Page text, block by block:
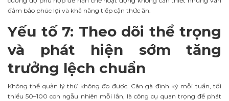
đảm bảo phúc lợi và khả năng tiếp cận thức ăn.
Yếu tố 7: Theo dõi thể trọng
và phát hiện sớm tăng
trưởng lệch chuẩn
Không thể quản lý thứ không đo được. Cân gà định kỳ mỗi tuần, tối
thiểu 50–100 con ngẫu nhiên mỗi lần, là công cụ quan trọng để phát